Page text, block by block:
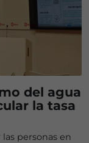
del agua
la tasa
personas en